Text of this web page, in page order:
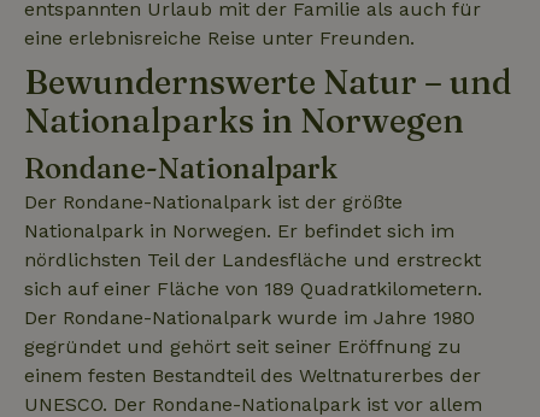
entspannten Urlaub mit der Familie als auch für
eine erlebnisreiche Reise unter Freunden.
Bewundernswerte Natur – und
Nationalparks in Norwegen
Rondane-Nationalpark
Der Rondane-Nationalpark ist der größte
Nationalpark in Norwegen. Er befindet sich im
nördlichsten Teil der Landesfläche und erstreckt
sich auf einer Fläche von 189 Quadratkilometern.
Der Rondane-Nationalpark wurde im Jahre 1980
gegründet und gehört seit seiner Eröffnung zu
einem festen Bestandteil des Weltnaturerbes der
UNESCO. Der Rondane-Nationalpark ist vor allem
Funktionalität Unklassifizierte
Unbedingt erforderliche Cookies ermöglichen wesentliche
Kernfunktionen der Website wie die Benutzeranmeldung und
die Kontoverwaltung. Ohne die unbedingt erforderlichen
Cookies kann die Website nicht ordnungsgemäß verwendet
werden.
Anbieter
CookieScriptConsent
CookieScript
.naturhaeuschen.de
4 Wochen 2
Tage